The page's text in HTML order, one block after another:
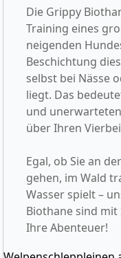
Die Grippy
Training eines
neigenden
Beschichtung
selbst bei Nässe
liegt. Das
und
über Ihren
Egal, ob Sie an
gehen, im Wald
Wasser spielt –
Biothane sind
Ihre Abenteuer!